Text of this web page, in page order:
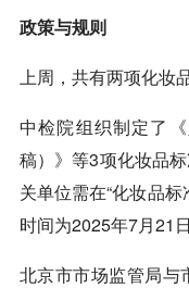
政策与规则
上周，共有两项化妆
中检院组织制定了
稿）》等3项化妆品
关单位需在“化妆品
时间为2025年7月21日
北京市市场监管局与